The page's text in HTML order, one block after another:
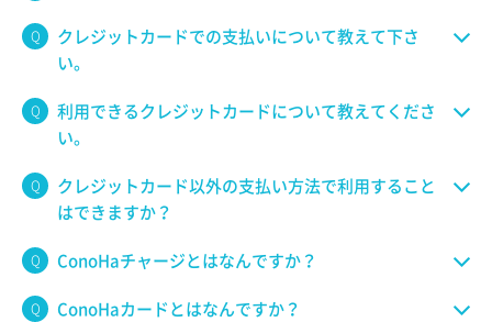
クレジットカードでの支払いについて教えて下さ
い。
利用できるクレジットカードについて教えてくださ
い。
クレジットカード以外の支払い方法で利用すること
はできますか？
ConoHaチャージとはなんですか？
ConoHaカードとはなんですか？